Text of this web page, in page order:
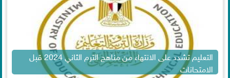
التعليم تشدد على الانتهاء من مناهج الترم الثاني 2024 قبل
الامتحانات